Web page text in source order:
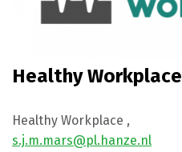
Healthy Workplace
Healthy Workplace ,
s.j.m.mars@pl.hanze.nl